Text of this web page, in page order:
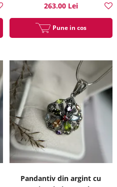
263.00 Lei
Pune in cos
Pandantiv din argint cu